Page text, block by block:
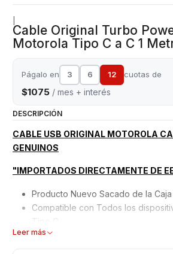
Cable Original Turbo
Motorola Tipo C a C 1
Págalo en 3 6 12 cuotas de
$1075 / mes + interés
DESCRIPCIÓN
CABLE USB ORIGINAL MOTOROLA
GENUINOS
"IMPORTADOS DIRECTAMENTE DE
Producto Nuevo Sacado de la
Compatible con Todos los
Tipo C
Marca Compatible - Samsung -
Leer más